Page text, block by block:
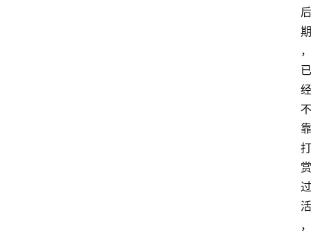
后
期
，
已
经
不
靠
打
赏
过
活
，